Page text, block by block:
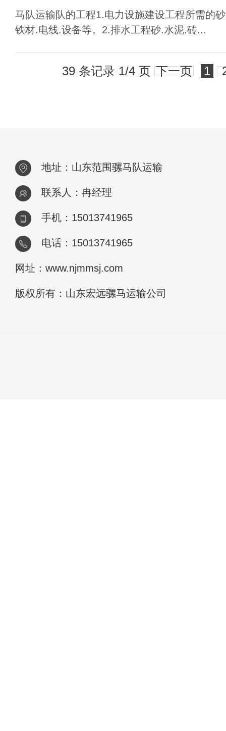
马队运输队的工程1.电力设施建设工程所需的
铁材.电线.设备等。2.排水工程砂.水泥.砖...
39 条记录 1/4 页 下一页 1
地址：山东范围骡马队运输
联系人：冉经理
手机：15013741965
电话：15013741965
网址：www.njmmsj.com
版权所有：山东宏远骡马运输公司